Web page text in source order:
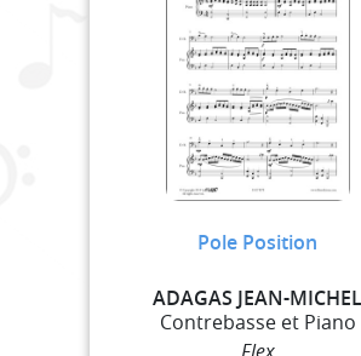
Pole Position
ADAGAS JEAN-MICHEL
Contrebasse et Piano
Flex